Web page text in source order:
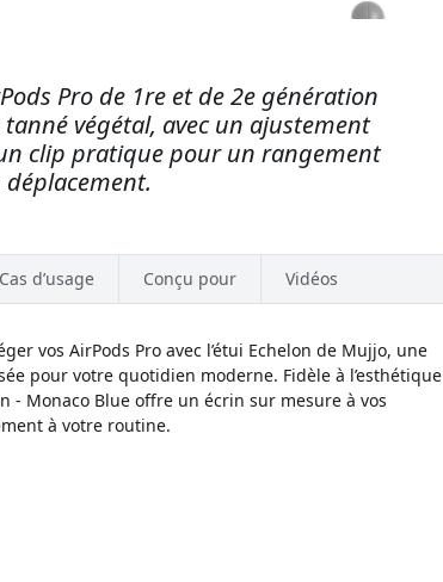
Pro de 1re et de 2e génération
végétal, avec un ajustement
clip pratique pour un rangement
déplacement.
Cas d’usage Conçu pour Vidéos
vos AirPods Pro avec l’étui Echelon de Mujjo, une
pour votre quotidien moderne. Fidèle à l’esthétique
- Monaco Blue offre un écrin sur mesure à vos
à votre routine.